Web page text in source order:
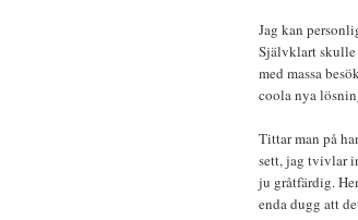
Jag kan
Självklart skulle
med massa
coola nya
Tittar man på
sett, jag tvivlar
ju gråtfärdig.
enda dugg att